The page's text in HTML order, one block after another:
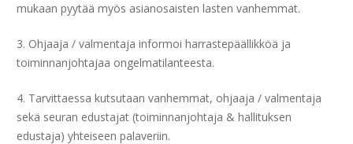
mukaan pyytää myös asianosaisten lasten vanhemmat.
3. Ohjaaja / valmentaja informoi harrastepäällikköä ja
toiminnanjohtajaa ongelmatilanteesta.
4. Tarvittaessa kutsutaan vanhemmat, ohjaaja / valmentaja
sekä seuran edustajat (toiminnanjohtaja & hallituksen
edustaja) yhteiseen palaveriin.